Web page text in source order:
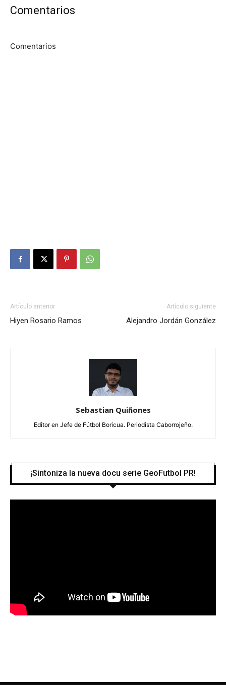
Comentarios
Comentarios
Artículo anterior
Hiyen Rosario Ramos
Artículo siguiente
Alejandro Jordán González
Sebastian Quiñones
Editor en Jefe de Fútbol Boricua. Periodista Caborrojeño.
¡Sintoniza la nueva docu serie GeoFutbol PR!